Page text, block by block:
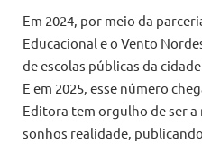
Em 2024, por meio da
Educacional e o Vento
de escolas públicas da
E em 2025, esse número
Editora tem orgulho de ser
sonhos realidade,